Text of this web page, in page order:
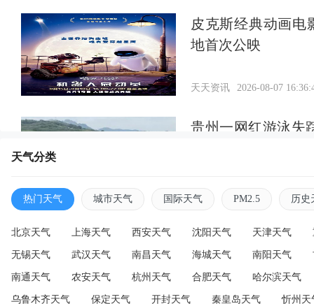
皮克斯经典动画电
地首次公映
天天资讯 2026-08-07
贵州一网红游泳失
2026-08-07
天气分类
热门天气 城市天气 国际天气 PM2.5 历史
北京天气 上海天气 西安天气 沈阳天气 天津天气
无锡天气 武汉天气 南昌天气 海城天气 南阳天气
南通天气 农安天气 杭州天气 合肥天气 哈尔滨天气
乌鲁木齐天气 保定天气 开封天气 秦皇岛天气 忻州天